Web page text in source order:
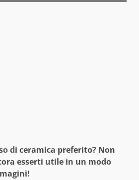
di ceramica preferito? Non
esserti utile in un modo